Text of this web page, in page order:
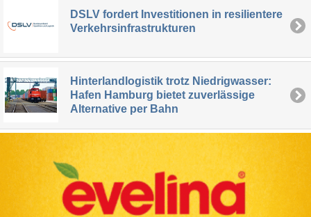
DSLV fordert Investitionen in resilientere
Verkehrsinfrastrukturen
Hinterlandlogistik trotz Niedrigwasser:
Hafen Hamburg bietet zuverlässige
Alternative per Bahn